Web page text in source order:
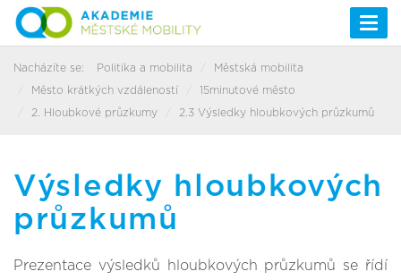
Nacházíte se: Politika a mobilita Městská mobilita
Město krátkých vzdáleností 15minutové město
2. Hloubkové průzkumy 2.3 Výsledky hloubkových průzkumů
Výsledky hloubkových
průzkumů
Prezentace výsledků hloubkových průzkumů se řídí